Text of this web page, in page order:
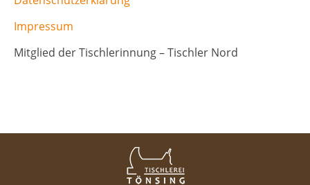
Impressum
Mitglied der Tischlerinnung – Tischler Nord